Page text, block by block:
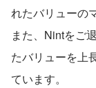
れたバリューの
また、Nintをご
たバリューを上
ています。